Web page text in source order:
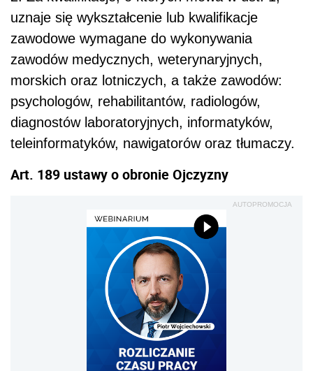
uznaje się wykształcenie lub kwalifikacje
zawodowe wymagane do wykonywania
zawodów medycznych, weterynaryjnych,
morskich oraz lotniczych, a także zawodów:
psychologów, rehabilitantów, radiologów,
diagnostów laboratoryjnych, informatyków,
teleinformatyków, nawigatorów oraz tłumaczy.
Art. 189 ustawy o obronie Ojczyzny
AUTOPROMOCJA